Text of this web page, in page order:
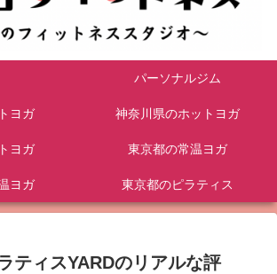
パーソナルジム
ヨガ 神奈川県のホットヨガ
ヨガ 東京都の常温ヨガ
ヨガ 東京都のピラティス
ティスYARDのリアルな評